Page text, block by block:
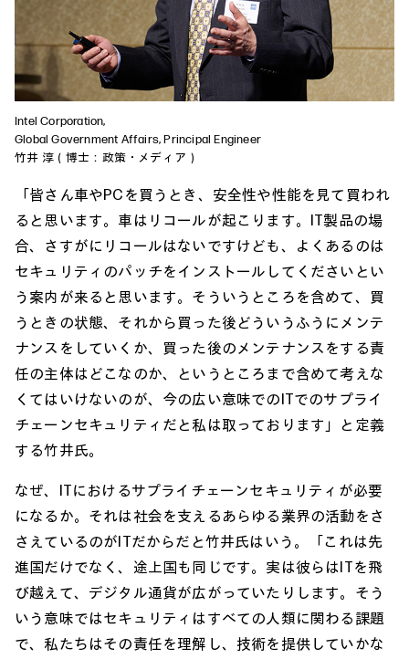
Intel Corporation,
Global Government Affairs, Principal Engineer
竹井 淳（博士：政策・メディア）
「皆さん車やPCを買うとき、安全性や性能を見て買われ
ると思います。車はリコールが起こります。IT製品の場
合、さすがにリコールはないですけども、よくあるのは
セキュリティのパッチをインストールしてくださいとい
う案内が来ると思います。そういうところを含めて、買
うときの状態、それから買った後どういうふうにメンテ
ナンスをしていくか、買った後のメンテナンスをする責
任の主体はどこなのか、というところまで含めて考えな
くてはいけないのが、今の広い意味でのITでのサプライ
チェーンセキュリティだと私は取っております」と定義
する竹井氏。
なぜ、ITにおけるサプライチェーンセキュリティが必要
になるか。それは社会を支えるあらゆる業界の活動をさ
さえているのがITだからだと竹井氏はいう。「これは先
進国だけでなく、途上国も同じです。実は彼らはITを飛
び越えて、デジタル通貨が広がっていたりします。そう
いう意味ではセキュリティはすべての人類に関わる課題
で、私たちはその責任を理解し、技術を提供していかな